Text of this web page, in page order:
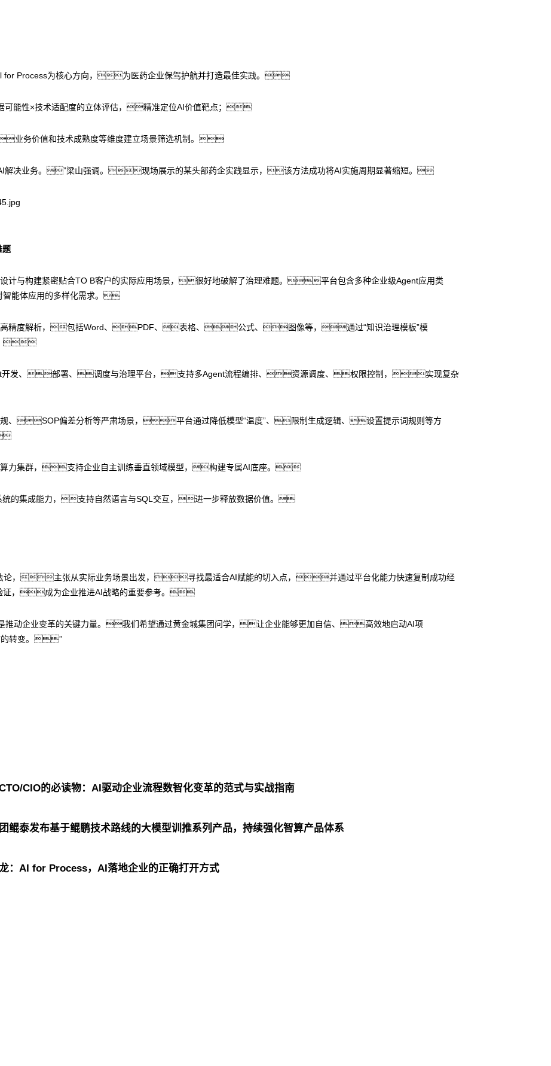
Process为核心方向，为医药企业保驾护航并打造最佳实践。
能性×技术适配度的立体评估，精准定位AI价值靶点；
务价值和技术成熟度等维度建立场景筛选机制。
解决业务。”梁山强调。现场展示的某头部药企实践显示，该方法成功将AI实施周期显著缩短。
题
计与构建紧密贴合TO B客户的实际应用场景，很好地破解了治理难题。平台包含多种企业级Agent应用类
能体应用的多样化需求。
高精度解析，包括Word、PDF、表格、公式、图像等，通过“知识治理模板”模
；
开发、部署、调度与治理平台，支持多Agent流程编排、资源调度、权限控制，实现复杂
、SOP偏差分析等严肃场景，平台通过降低模型“温度”、限制生成逻辑、设置提示词规则等方
算力集群，支持企业自主训练垂直领域模型，构建专属AI底座。
的集成能力，支持自然语言与SQL交互，进一步释放数据价值。
论，主张从实际业务场景出发，寻找最适合AI赋能的切入点，并通过平台化能力快速复制成功经
证，成为企业推进AI战略的重要参考。
动企业变革的关键力量。我们希望通过黄金城集团问学，让企业能够更加自信、高效地启动AI项
的转变。”
CIO的必读物：AI驱动企业流程数智化变革的范式与实战指南
鲲泰发布基于鲲鹏技术路线的大模型训推系列产品，持续强化智算产品体系
：AI for Process，AI落地企业的正确打开方式